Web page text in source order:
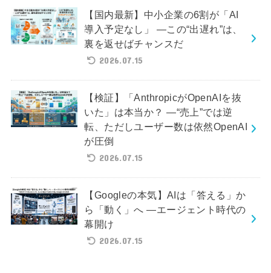
【国内最新】中小企業の6割が「AI
導入予定なし」 ―この“出遅れ”は、
裏を返せばチャンスだ
2026.07.15
【検証】「AnthropicがOpenAIを抜
いた」は本当か？ ―“売上”では逆
転、ただしユーザー数は依然OpenAI
が圧倒
2026.07.15
【Googleの本気】AIは「答える」か
ら「動く」へ ―エージェント時代の
幕開け
2026.07.15